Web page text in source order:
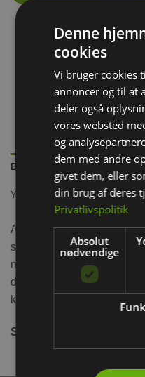
⛟
⛟ Gratis
BESKRIVELSE
YDERLIGERE INFORMATION
AFP Enjoy the Meal har
skal åbne for at kunne få
nyder at holde sig
det. Godbidderne kan
kaninen kan trykke på
Størrelse:
Denne
cookies
Vi bruger cookies
annoncer og til at
deler også
vores websted
og
dem med andre
givet dem, eller
din brug af deres
Privatlivspolitik
Absolut
nødvendige